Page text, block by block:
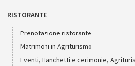
RISTORANTE
Prenotazione ristorante
Matrimoni in Agriturismo
Eventi, Banchetti e cerimonie,